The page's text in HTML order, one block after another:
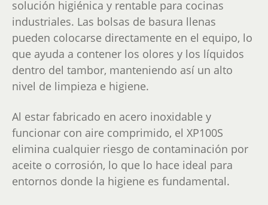
solución higiénica y rentable para cocinas
industriales. Las bolsas de basura llenas
pueden colocarse directamente en el equipo, lo
que ayuda a contener los olores y los líquidos
dentro del tambor, manteniendo así un alto
nivel de limpieza e higiene.
Al estar fabricado en acero inoxidable y
funcionar con aire comprimido, el XP100S
elimina cualquier riesgo de contaminación por
aceite o corrosión, lo que lo hace ideal para
entornos donde la higiene es fundamental.